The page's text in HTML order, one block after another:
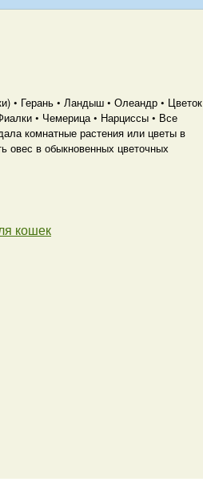
Герань • Ландыш • Олеандр • Цветок
• Чемерица • Нарциссы • Все
комнатные растения или цветы в
овес в обыкновенных цветочных
кошек